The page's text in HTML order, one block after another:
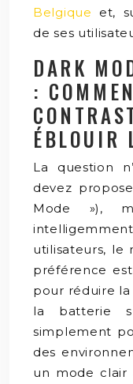
Belgique et,
de ses
DARK
:
ÉBLOUIR
La question
devez
Mode »),
utilisateurs, le
préférence
pour réduire
la batterie
simplement
des
un mode clair